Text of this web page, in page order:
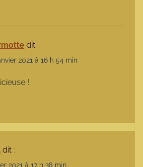
dit :
2021 à 16 h 54 min
!
dit :
2021 à 17 h 38 min